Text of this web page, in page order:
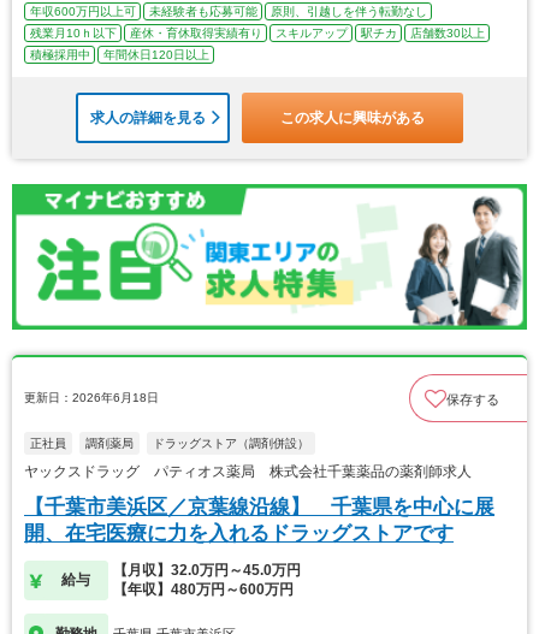
年収600万円以上可 未経験者も応募可能
原則、引越しを伴う転勤なし
残業月10ｈ以下
産休・育休取得実績有り スキルアップ 駅チカ
店舗数30以上
積極採用中
年間休日120日以上
求人の詳細を見る この求人に興味がある
更新日：2026年6月18日 保存する
正社員 調剤薬局 ドラッグストア（調剤併設）
ヤックスドラッグ パティオス薬局 株式会社千葉薬品の薬剤師求人
【千葉市美浜区／京葉線沿線】 千葉県を中心に展
開、在宅医療に力を入れるドラッグストアです
給与
【月収】32.0万円～45.0万円
【年収】480万円～600万円